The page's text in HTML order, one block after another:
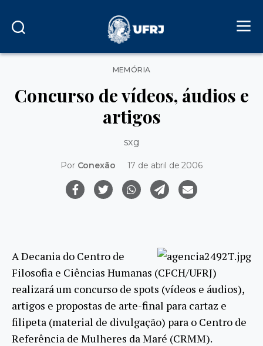
Categorias
MEMÓRIA
Concurso de vídeos, áudios e
artigos
sxg
Por Conexão 17 de abril de 2006
A Decania do Centro de
Filosofia e Ciências Humanas (CFCH/UFRJ)
realizará um concurso de spots (vídeos e áudios),
artigos e propostas de arte-final para cartaz e
filipeta (material de divulgação) para o Centro de
Referência de Mulheres da Maré (CRMM).